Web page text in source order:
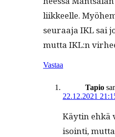
liik­keelle.
seu­raa­ja IKL sai
mut­ta IKL:n
Vastaa
Tapio
22.12.2021
Käytin
isoin­ti,